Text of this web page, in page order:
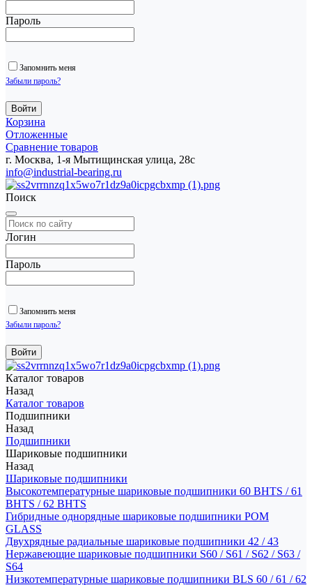
Пароль
Запомнить меня
Забыли пароль?
Корзина
Отложенные
Сравнение товаров
г. Москва, 1-я Мытищинская улица, 28с
info@industrial-bearing.ru
Поиск
Логин
Пароль
Запомнить меня
Забыли пароль?
Каталог товаров
Назад
Каталог товаров
Подшипники
Назад
Подшипники
Шариковые подшипники
Назад
Шариковые подшипники
Высокотемпературные шариковые подшипники 60 BHTS / 61
BHTS / 62 BHTS
Гибридные однорядные шариковые подшипники POM
GLASS
Двухрядные радиальные шариковые подшипники 42 / 43
Нержавеющие шариковые подшипники S60 / S61 / S62 / S63 /
S64
Низкотемпературные шариковые подшипники BLS 60 / 61 / 62